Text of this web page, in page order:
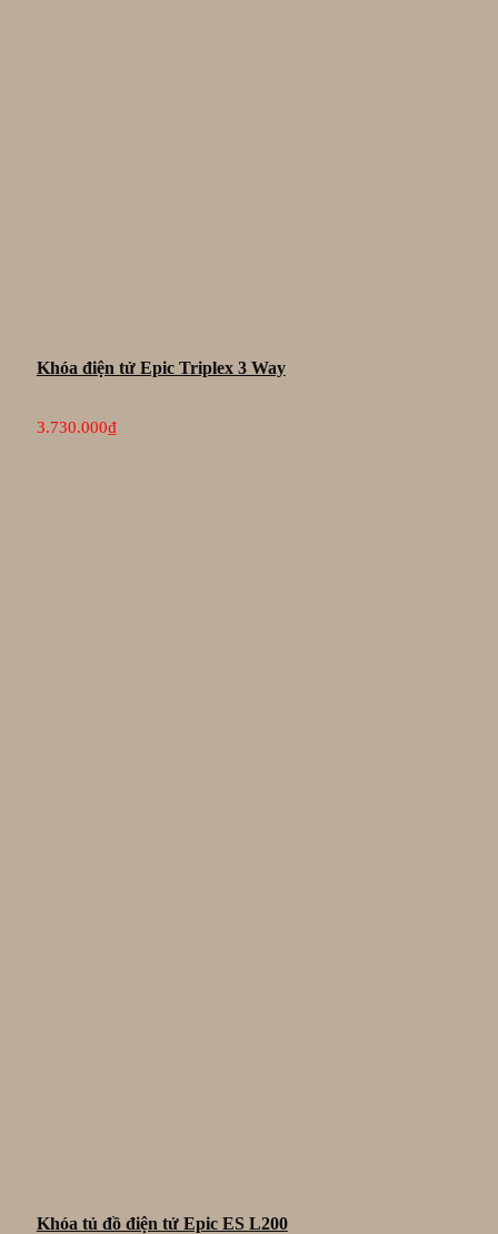
Khóa điện tử Epic Triplex 3 Way
3.730.000₫
Khóa tủ đồ điện tử Epic ES L200